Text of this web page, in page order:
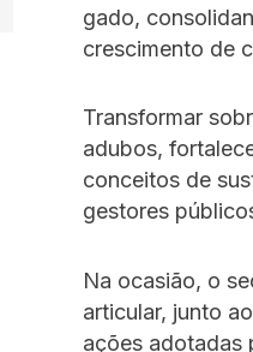
gado,
crescimento de
Transformar
adubos,
conceitos de
gestores
Na ocasião, o
articular, junto
ações adotadas